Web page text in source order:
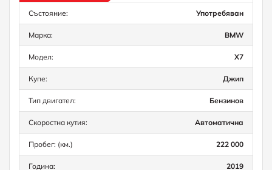
Състояние: Употребяван
Марка: BMW
Модел: X7
Купе: Джип
Тип двигател: Бензинов
Скоростна кутия: Автоматична
Пробег: (км.) 222 000
Година: 2019